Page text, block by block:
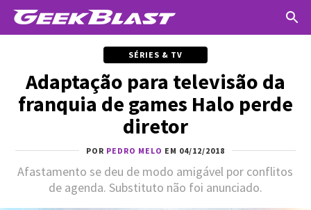
SÉRIES & TV
Adaptação para televisão da
franquia de games Halo perde
diretor
POR PEDRO MELO EM 04/12/2018
Afastamento se deu de modo amigável por conflitos
de agenda. Substituto não foi anunciado.